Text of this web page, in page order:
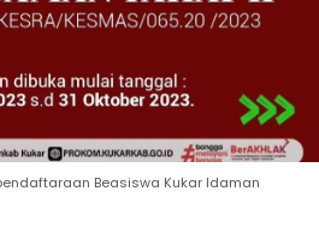
Beasiswa Kukar Idaman